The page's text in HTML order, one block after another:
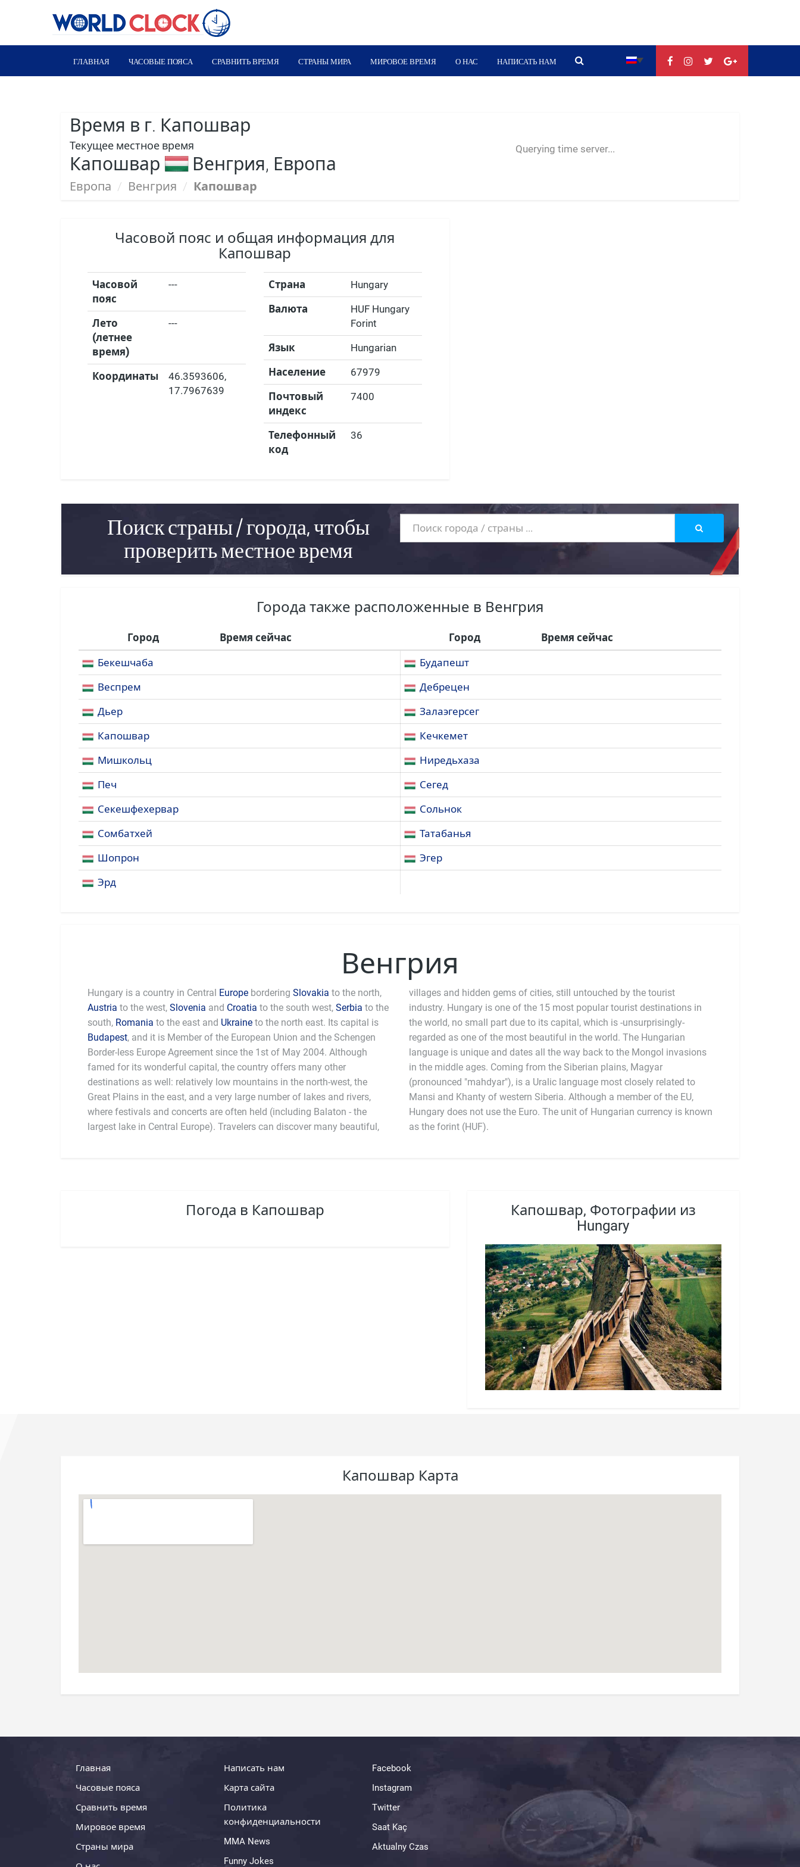
ГЛАВНАЯ ЧАСОВЫЕ ПОЯСА СРАВНИТЬ ВРЕМЯ СТРАНЫ МИРА МИРОВОЕ ВРЕМЯ О НАС НАПИСАТЬ НАМ
Время в г. Капошвар
Текущее местное время
Капошвар Венгрия, Европа
Европа / Венгрия / Капошвар
Querying time server...
--:--
Часовой пояс и общая информация для
Капошвар
Часовой
пояс
---
Лето
(летнее
время)
---
Координаты 46.3593606,
17.7967639
Страна Hungary
Валюта
HUF Hungary
Forint
Язык Hungarian
Население 67979
Почтовый
индекс
7400
Телефонный
код
36
Поиск страны / города, чтобы
проверить местное время
Города также расположенные в Венгрия
Город Время сейчас Город Время сейчас
Бекешчаба Будапешт
Веспрем Дебрецен
Дьер Залаэгерсег
Капошвар Кечкемет
Мишкольц Ниредьхаза
Печ Сегед
Секешфехервар Сольнок
Сомбатхей Татабанья
Шопрон Эгер
Эрд
Венгрия
Hungary is a country in Central Europe bordering Slovakia to the north,
Austria to the west, Slovenia and Croatia to the south west, Serbia to the
south, Romania to the east and Ukraine to the north east. Its capital is
Budapest, and it is Member of the European Union and the Schengen
Border-less Europe Agreement since the 1st of May 2004. Although
famed for its wonderful capital, the country offers many other
destinations as well: relatively low mountains in the north-west, the
Great Plains in the east, and a very large number of lakes and rivers,
where festivals and concerts are often held (including Balaton - the
largest lake in Central Europe). Travelers can discover many beautiful,
villages and hidden gems of cities, still untouched by the tourist
industry. Hungary is one of the 15 most popular tourist destinations in
the world, no small part due to its capital, which is -unsurprisingly-
regarded as one of the most beautiful in the world. The Hungarian
language is unique and dates all the way back to the Mongol invasions
in the middle ages. Coming from the Siberian plains, Magyar
(pronounced "mahdyar"), is a Uralic language most closely related to
Mansi and Khanty of western Siberia. Although a member of the EU,
Hungary does not use the Euro. The unit of Hungarian currency is known
as the forint (HUF).
Погода в Капошвар
Капошвар, Фотографии из
Hungary
Капошвар Карта
Главная
Часовые пояса
Сравнить время
Мировое время
Страны мира
Написать нам
Карта сайта
Политика
конфиденциальности
MMA News
Funny Jokes
Facebook
Instagram
Twitter
Saat Kaç
Aktualny Czas